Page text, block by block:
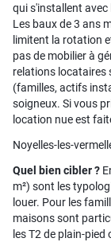
qui s'installent avec
Les baux de 3 ans
limitent la rotation
pas de mobilier à
relations locataires
(familles, actifs
soigneux. Si vous
location nue est
Noyelles-les-
Quel bien cibler ?
m²) sont les
louer. Pour les
maisons sont
les T2 de plain-pied